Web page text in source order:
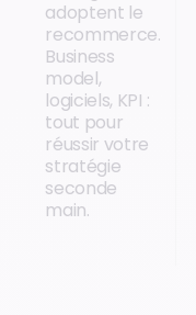
adoptent le
recommerce.
Business
model,
logiciels, KPI :
tout pour
réussir votre
stratégie
seconde
main.